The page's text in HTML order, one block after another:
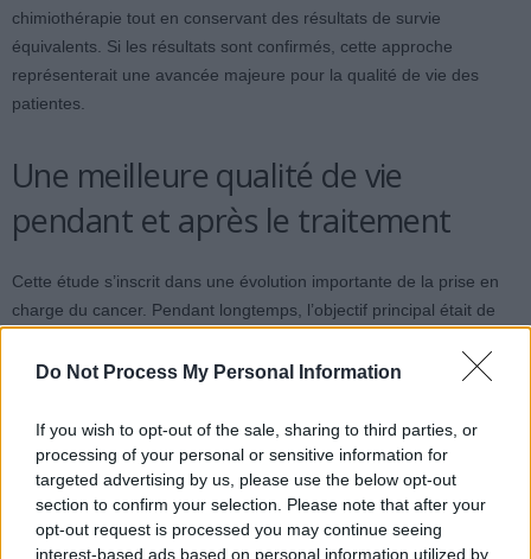
Do Not Process My Personal Information
If you wish to opt-out of the sale, sharing to third parties, or
processing of your personal or sensitive information for
targeted advertising by us, please use the below opt-out
section to confirm your selection. Please note that after your
opt-out request is processed you may continue seeing
interest-based ads based on personal information utilized by
chimiothérapie tout en conservant des résultats de survie
équivalents. Si les résultats sont confirmés, cette approche
représenterait une avancée majeure pour la qualité de vie des
patientes.
Une meilleure qualité de vie
pendant et après le traitement
Cette étude s’inscrit dans une évolution importante de la prise en
charge du cancer. Pendant longtemps, l’objectif principal était de
grâce aux progrès réalisés, les médecins cherchent aussi à
inutiles. On parle de « désescalade thérapeutique ».
Pour les spécialistes, il est crucial de proposer à chaque femme le
traitement dont elle a réellement besoin. Éviter la chimiothérapie
sans compromettre ses chances de guérison pourrait entraîner :